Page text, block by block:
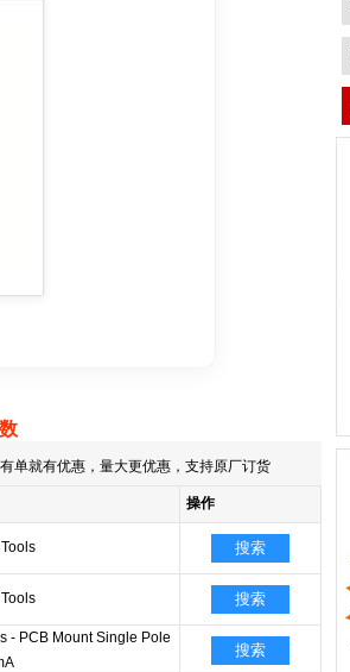
单就有优惠，量大更优惠，支持原厂订货
操作
搜索
搜索
- PCB Mount Single Pole
搜索